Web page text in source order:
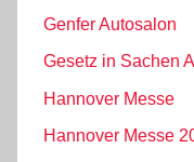
Genfer Autosalon
Gesetz in Sachen
Hannover Messe
Hannover Messe